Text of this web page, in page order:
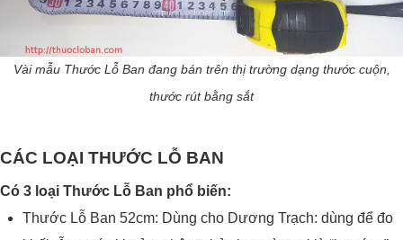
Vài mẫu Thước Lỗ Ban đang bán trên thị trường dạng thước cuộn,
thước rút bằng sắt
CÁC LOẠI THƯỚC LỖ BAN
Có 3 loại Thước Lỗ Ban phổ biến:
Thước Lỗ Ban 52cm: Dùng cho Dương Trạch: dùng để đo